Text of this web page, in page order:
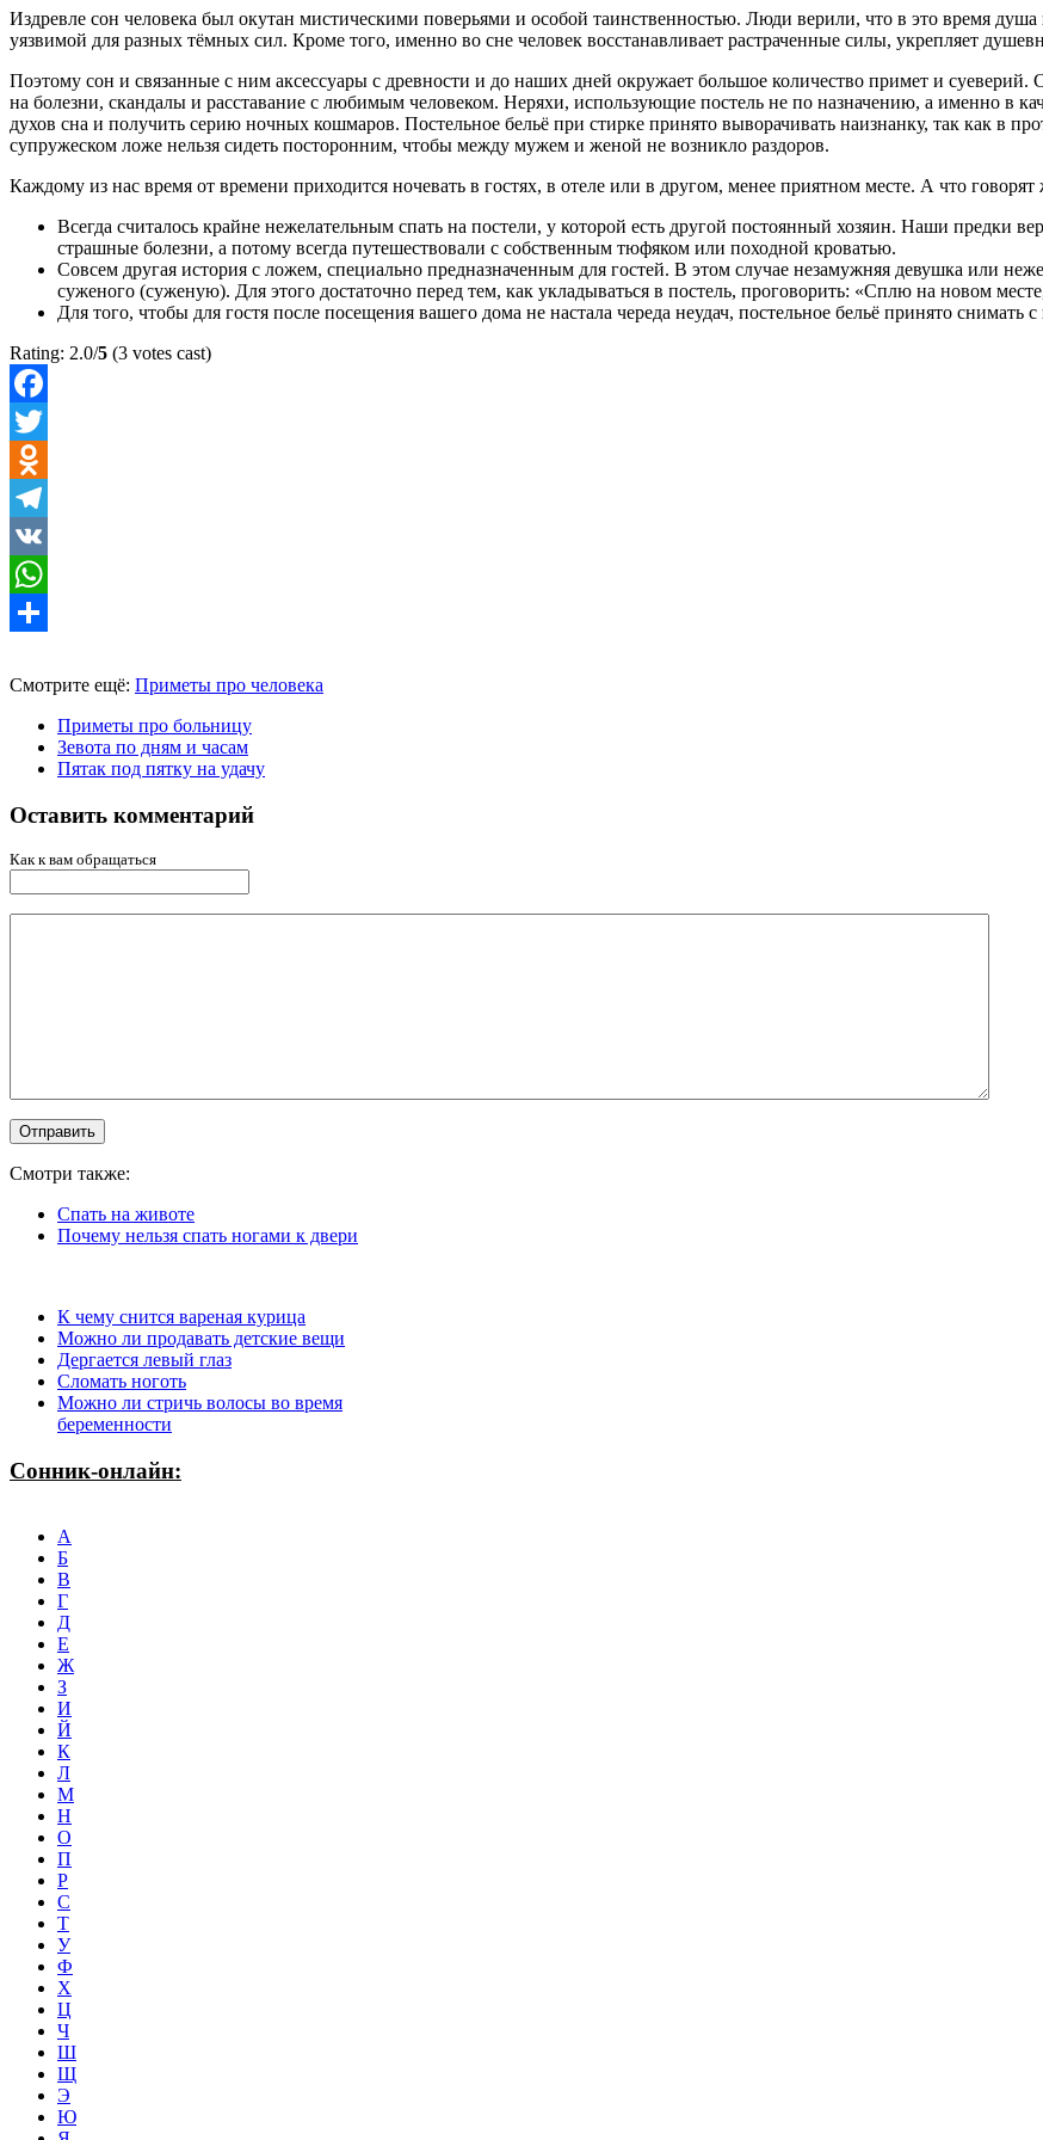
Издревле сон человека был окутан мистическими поверьями и особой таинственностью. Люди верили, что в это время душа
уязвимой для разных тёмных сил. Кроме того, именно во сне человек восстанавливает растраченные силы, укрепляет
Поэтому сон и связанные с ним аксессуары с древности и до наших дней окружает большое количество примет и суеверий.
на болезни, скандалы и расставание с любимым человеком. Неряхи, использующие постель не по назначению, а именно в
духов сна и получить серию ночных кошмаров. Постельное бельё при стирке принято выворачивать наизнанку, так как в
супружеском ложе нельзя сидеть посторонним, чтобы между мужем и женой не возникло раздоров.
Каждому из нас время от времени приходится ночевать в гостях, в отеле или в другом, менее приятном месте. А что
Всегда считалось крайне нежелательным спать на постели, у которой есть другой постоянный хозяин. Наши предки
страшные болезни, а потому всегда путешествовали с собственным тюфяком или походной кроватью.
Совсем другая история с ложем, специально предназначенным для гостей. В этом случае незамужняя девушка или
суженого (суженую). Для этого достаточно перед тем, как укладываться в постель, проговорить: «Сплю на новом
Для того, чтобы для гостя после посещения вашего дома не настала череда неудач, постельное бельё принято снимать
Rating: 2.0/5 (3 votes cast)
Facebook
Twitter
Odnoklassniki
Telegram
VK
WhatsApp
Смотрите ещё: Приметы про человека
Приметы про больницу
Зевота по дням и часам
Пятак под пятку на удачу
Оставить комментарий
Как к вам обращаться
Смотри также:
Спать на животе
Почему нельзя спать ногами к двери
К чему снится вареная курица
Можно ли продавать детские вещи
Дергается левый глаз
Сломать ноготь
Можно ли стричь волосы во время
беременности
Сонник-онлайн:
А
Б
В
Г
Д
Е
Ж
З
И
Й
К
Л
М
Н
О
П
Р
С
Т
У
Ф
Х
Ц
Ч
Ш
Щ
Э
Ю